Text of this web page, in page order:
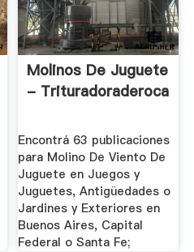
Molinos De Juguete
- Trituradoraderoca
Encontrá 63 publicaciones
para Molino De Viento De
Juguete en Juegos y
Juguetes, Antigüedades o
Jardines y Exteriores en
Buenos Aires, Capital
Federal o Santa Fe;